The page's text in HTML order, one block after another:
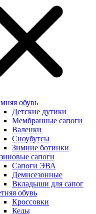
обувь
Детские дутики
Мембранные сапоги
Валенки
Сноубутсы
Зимние ботинки
сапоги
Сапоги ЭВА
Демисезонные
Вкладыши для сапог
обувь
Кроссовки
Кеды